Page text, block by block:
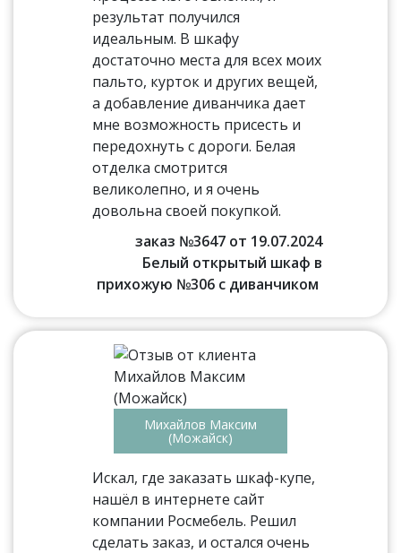
результат получился
идеальным. В шкафу
достаточно места для всех моих
пальто, курток и других вещей,
а добавление диванчика дает
мне возможность присесть и
передохнуть с дороги. Белая
отделка смотрится
великолепно, и я очень
довольна своей покупкой.
заказ №3647 от 19.07.2024
Белый открытый шкаф в
прихожую №306 с диванчиком
Михайлов Максим
(Можайск)
Искал, где заказать шкаф-купе,
нашёл в интернете сайт
компании Росмебель. Решил
сделать заказ, и остался очень